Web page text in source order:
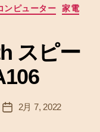
ンピューター
家電
スピー
投
2月 7, 2022